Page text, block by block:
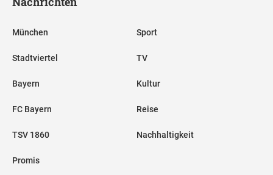
München
Stadtviertel
Bayern
FC Bayern
TSV 1860
Promis
Sport
TV
Kultur
Reise
Nachhaltigkeit